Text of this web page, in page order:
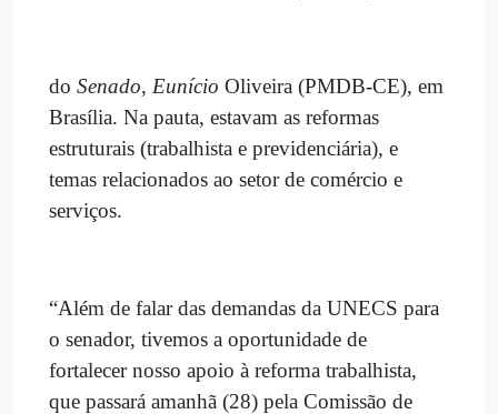
do Senado, Eunício Oliveira (PMDB-CE), em
Brasília. Na pauta, estavam as reformas
estruturais (trabalhista e previdenciária), e
temas relacionados ao setor de comércio e
serviços.
“Além de falar das demandas da UNECS para
o senador, tivemos a oportunidade de
fortalecer nosso apoio à reforma trabalhista,
que passará amanhã (28) pela Comissão de